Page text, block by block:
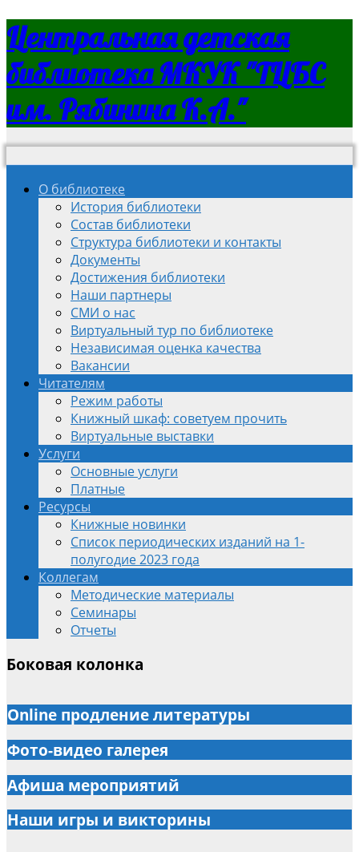
Центральная детская
библиотека МКУК "ТЦБС
им. Рябинина К.А."
О библиотеке
История библиотеки
Состав библиотеки
Структура библиотеки и контакты
Документы
Достижения библиотеки
Наши партнеры
СМИ о нас
Виртуальный тур по библиотеке
Независимая оценка качества
Вакансии
Читателям
Режим работы
Книжный шкаф: советуем прочить
Виртуальные выставки
Услуги
Основные услуги
Платные
Ресурсы
Книжные новинки
Список периодических изданий на 1-
полугодие 2023 года
Коллегам
Методические материалы
Семинары
Отчеты
Боковая колонка
Online продление литературы
Фото-видео галерея
Афиша мероприятий
Наши игры и викторины